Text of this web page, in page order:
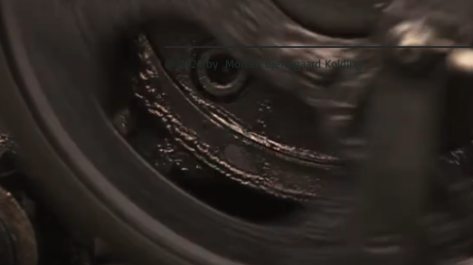
@ 2024 by Morten Bjerregaard Kolding